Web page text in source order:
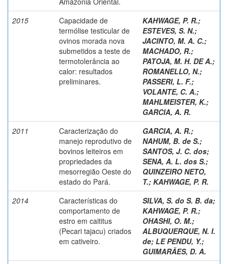
2015
Capacidade de
termólise testicular de
ovinos morada nova
submetidos a teste de
termotolerância ao
calor: resultados
preliminares.
KAHWAGE, P. R.;
ESTEVES, S. N.;
JACINTO, M. A. C.;
MACHADO, R.;
PATOJA, M. H. DE A.;
ROMANELLO, N.;
PASSERI, L. F.;
VOLANTE, C. A.;
MAHLMEISTER, K.;
GARCIA, A. R.
2011
Caracterização do
manejo reprodutivo de
bovinos leiteiros em
propriedades da
mesorregião Oeste do
estado do Pará.
GARCIA, A. R.;
NAHUM, B. de S.;
SANTOS, J. C. dos;
SENA, A. L. dos S.;
QUINZEIRO NETO,
T.; KAHWAGE, P. R.
2014
Características do
comportamento de
estro em caititus
(Pecari tajacu) criados
em cativeiro.
SILVA, S. do S. B. da;
KAHWAGE, P. R.;
OHASHI, O. M.;
ALBUQUERQUE, N. I.
de; LE PENDU, Y.;
GUIMARÃES, D. A.